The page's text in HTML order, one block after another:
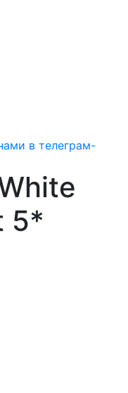
в телеграм-
5*